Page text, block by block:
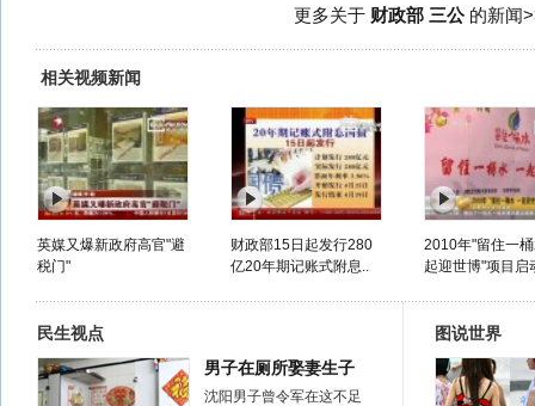
更多关于 财政部 三公的新闻
相关视频新闻
英媒又爆新政府高官"避
税门"
财政部15日起发行280
亿20年期记账式附息..
2010年"留住一
起迎世博"项目启
民生视点
男子在厕所娶妻生子
沈阳男子曾令军在这不足
图说世界